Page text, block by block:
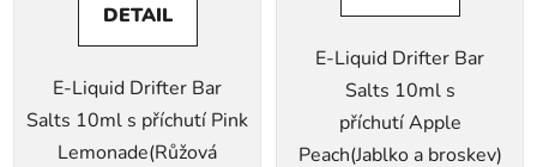
DETAIL
E-Liquid Drifter Bar
Salts 10ml s příchutí Pink
Lemonade(Růžová
E-Liquid Drifter Bar
Salts 10ml s
příchutí Apple
Peach(Jablko a broskev)